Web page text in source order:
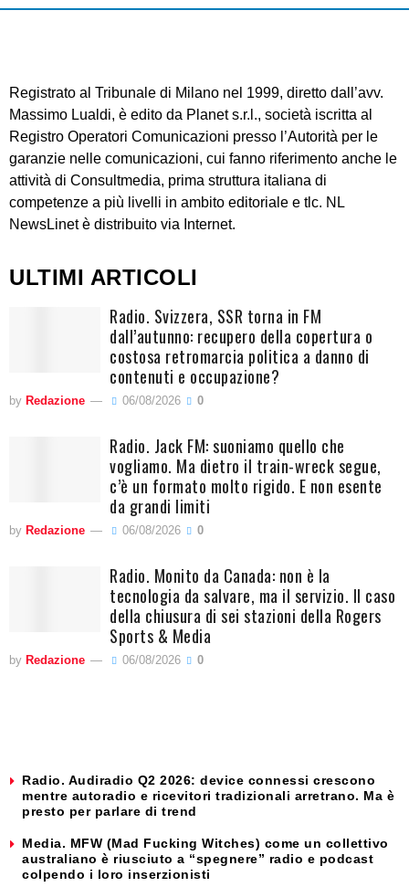
Registrato al Tribunale di Milano nel 1999, diretto dall’avv.
Massimo Lualdi, è edito da Planet s.r.l., società iscritta al
Registro Operatori Comunicazioni presso l’Autorità per le
garanzie nelle comunicazioni, cui fanno riferimento anche le
attività di Consultmedia, prima struttura italiana di
competenze a più livelli in ambito editoriale e tlc. NL
NewsLinet è distribuito via Internet.
ULTIMI ARTICOLI
Radio. Svizzera, SSR torna in FM
dall’autunno: recupero della copertura o
costosa retromarcia politica a danno di
contenuti e occupazione?
by Redazione 06/08/2026 0
Radio. Jack FM: suoniamo quello che
vogliamo. Ma dietro il train-wreck segue,
c’è un formato molto rigido. E non esente
da grandi limiti
by Redazione 06/08/2026 0
Radio. Monito da Canada: non è la
tecnologia da salvare, ma il servizio. Il caso
della chiusura di sei stazioni della Rogers
Sports & Media
by Redazione 06/08/2026 0
Radio. Audiradio Q2 2026: device connessi crescono
mentre autoradio e ricevitori tradizionali arretrano. Ma è
presto per parlare di trend
Media. MFW (Mad Fucking Witches) come un collettivo
australiano è riusciuto a “spegnere” radio e podcast
colpendo i loro inserzionisti